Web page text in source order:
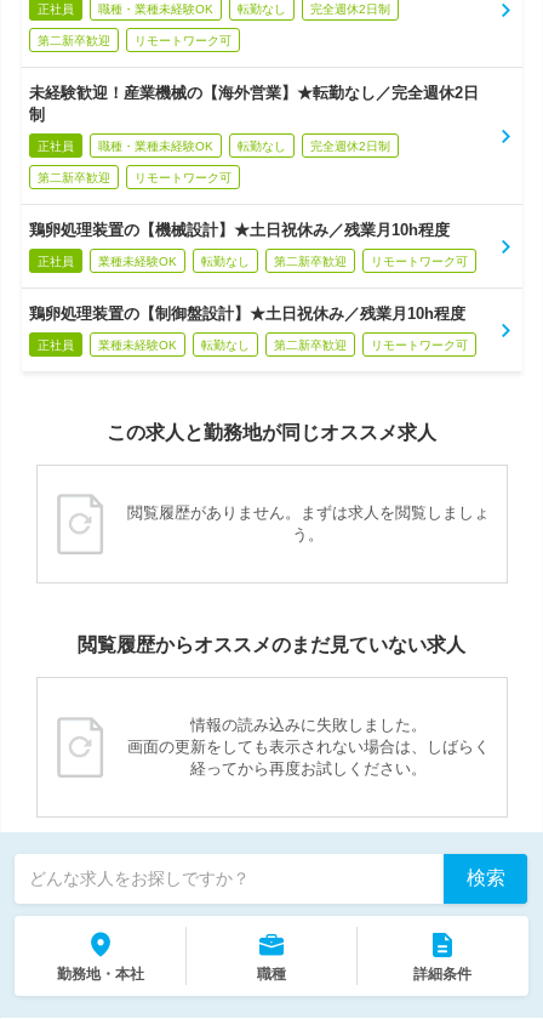
正社員 職種・業種未経験OK 転勤なし 完全週休2日制
第二新卒歓迎 リモートワーク可
未経験歓迎！産業機械の【海外営業】★転勤なし／完全週休2日
制
正社員 職種・業種未経験OK 転勤なし 完全週休2日制
第二新卒歓迎 リモートワーク可
鶏卵処理装置の【機械設計】★土日祝休み／残業月10h程度
正社員 業種未経験OK 転勤なし 第二新卒歓迎 リモートワーク可
鶏卵処理装置の【制御盤設計】★土日祝休み／残業月10h程度
正社員 業種未経験OK 転勤なし 第二新卒歓迎 リモートワーク可
この求人と勤務地が同じオススメ求人
閲覧履歴がありません。まずは求人を閲覧しましょ
う。
閲覧履歴からオススメのまだ見ていない求人
情報の読み込みに失敗しました。
画面の更新をしても表示されない場合は、しばらく
経ってから再度お試しください。
どんな求人をお探しですか？ 検索
勤務地・本社 職種 詳細条件